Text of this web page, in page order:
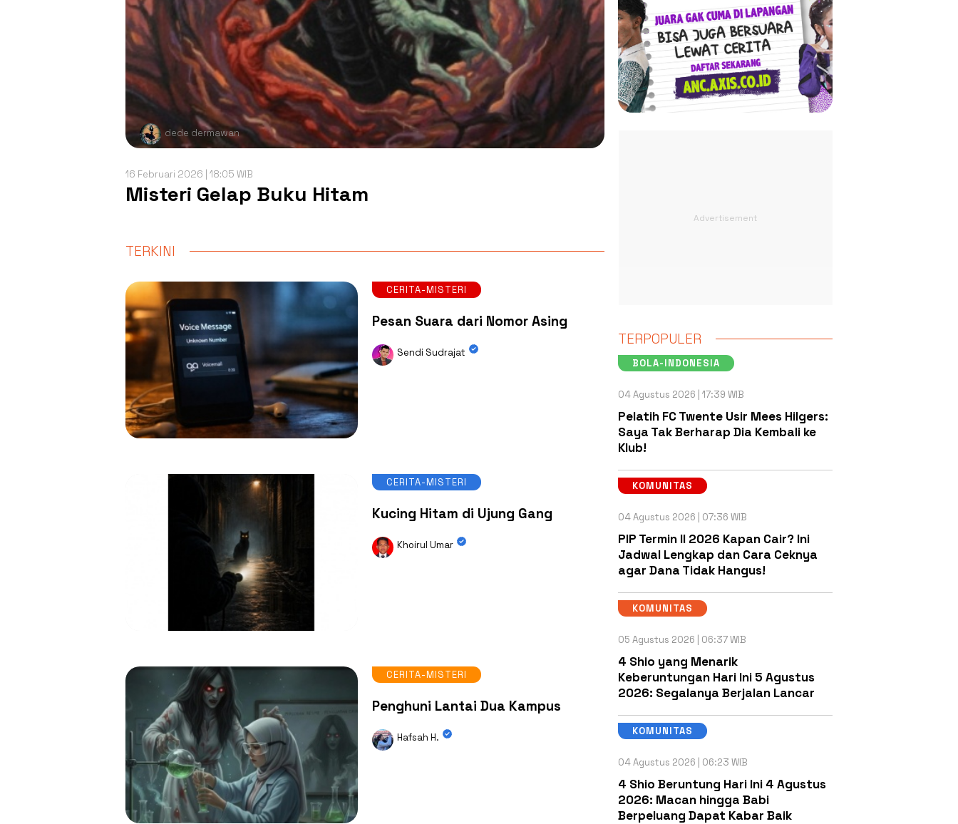
dede dermawan
16 Februari 2026 | 18:05 WIB
Misteri Gelap Buku Hitam
TERKINI
CERITA-MISTERI
Pesan Suara dari Nomor Asing
Sendi Sudrajat
CERITA-MISTERI
Kucing Hitam di Ujung Gang
Khoirul Umar
CERITA-MISTERI
Penghuni Lantai Dua Kampus
Hafsah H.
TERPOPULER
BOLA-INDONESIA
04 Agustus 2026 | 17:39 WIB
Pelatih FC Twente Usir Mees Hilgers:
Saya Tak Berharap Dia Kembali ke
Klub!
KOMUNITAS
04 Agustus 2026 | 07:36 WIB
PIP Termin II 2026 Kapan Cair? Ini
Jadwal Lengkap dan Cara Ceknya
agar Dana Tidak Hangus!
KOMUNITAS
05 Agustus 2026 | 06:37 WIB
4 Shio yang Menarik
Keberuntungan Hari Ini 5 Agustus
2026: Segalanya Berjalan Lancar
KOMUNITAS
04 Agustus 2026 | 06:23 WIB
4 Shio Beruntung Hari Ini 4 Agustus
2026: Macan hingga Babi
Berpeluang Dapat Kabar Baik